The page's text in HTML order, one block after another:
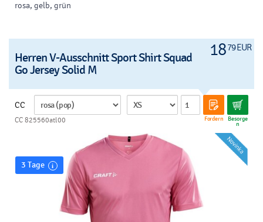
rosa, gelb, grün
1879 EUR
Herren V-Ausschnitt Sport Shirt Squad
Go Jersey Solid M
CC
Fordern Besorge
n
CC 825560atl00
3 Tage